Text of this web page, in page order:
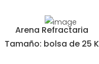
Arena Refractaria
Tamaño: bolsa de 25 K